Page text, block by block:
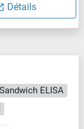
Détails
Sandwich ELISA